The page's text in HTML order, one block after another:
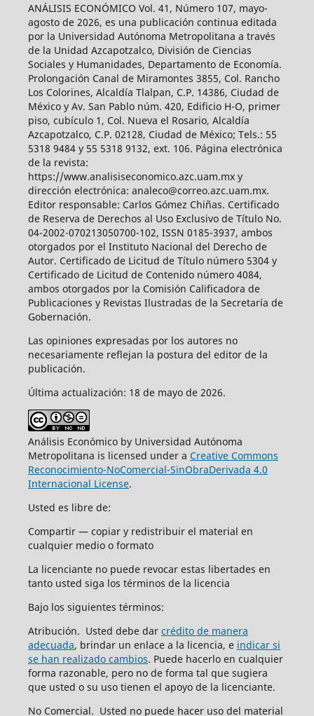
ANÁLISIS ECONÓMICO Vol. 41, Número 107, mayo-
agosto de 2026, es una publicación continua editada
por la Universidad Autónoma Metropolitana a través
de la Unidad Azcapotzalco, División de Ciencias
Sociales y Humanidades, Departamento de Economía.
Prolongación Canal de Miramontes 3855, Col. Rancho
Los Colorines, Alcaldía Tlalpan, C.P. 14386, Ciudad de
México y Av. San Pablo núm. 420, Edificio H-O, primer
piso, cubículo 1, Col. Nueva el Rosario, Alcaldía
Azcapotzalco, C.P. 02128, Ciudad de México; Tels.: 55
5318 9484 y 55 5318 9132, ext. 106. Página electrónica
de la revista:
https://www.analisiseconomico.azc.uam.mx y
dirección electrónica: analeco@correo.azc.uam.mx.
Editor responsable: Carlos Gómez Chiñas. Certificado
de Reserva de Derechos al Uso Exclusivo de Título No.
04-2002-070213050700-102, ISSN 0185-3937, ambos
otorgados por el Instituto Nacional del Derecho de
Autor. Certificado de Licitud de Título número 5304 y
Certificado de Licitud de Contenido número 4084,
ambos otorgados por la Comisión Calificadora de
Publicaciones y Revistas Ilustradas de la Secretaría de
Gobernación.
Las opiniones expresadas por los autores no
necesariamente reflejan la postura del editor de la
publicación.
Última actualización: 18 de mayo de 2026.
Análisis Económico by Universidad Autónoma
Metropolitana is licensed under a Creative Commons
Reconocimiento-NoComercial-SinObraDerivada 4.0
Internacional License.
Usted es libre de:
Compartir — copiar y redistribuir el material en
cualquier medio o formato
La licenciante no puede revocar estas libertades en
tanto usted siga los términos de la licencia
Bajo los siguientes términos:
Atribución. Usted debe dar crédito de manera
adecuada, brindar un enlace a la licencia, e indicar si
se han realizado cambios. Puede hacerlo en cualquier
forma razonable, pero no de forma tal que sugiera
que usted o su uso tienen el apoyo de la licenciante.
No Comercial. Usted no puede hacer uso del material